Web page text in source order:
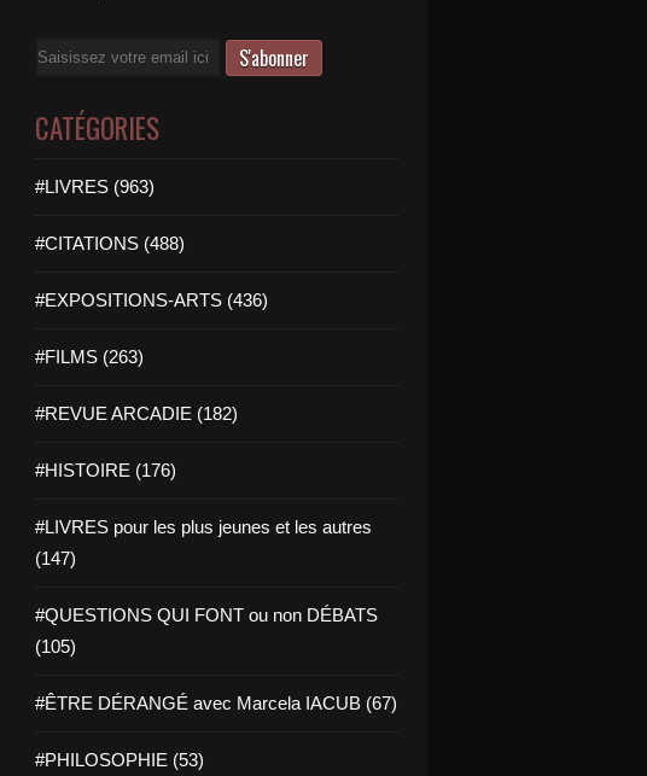
Email
CATÉGORIES
#LIVRES (963)
#CITATIONS (488)
#EXPOSITIONS-ARTS (436)
#FILMS (263)
#REVUE ARCADIE (182)
#HISTOIRE (176)
#LIVRES pour les plus jeunes et les autres
(147)
#QUESTIONS QUI FONT ou non DÉBATS
(105)
#ÊTRE DÉRANGÉ avec Marcela IACUB (67)
#PHILOSOPHIE (53)